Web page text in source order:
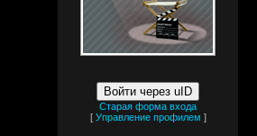
Войти через uID
Старая форма входа
[ Управление профилем ]